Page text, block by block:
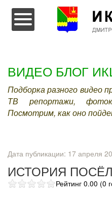
Перейти к
ВИДЕО БЛОГ
Подборка разного видео
ТВ репортажи,
Посмотрим, как оно
Дата публикации: 17 апреля
ИСТОРИЯ
Рейтинг 0.00 (0